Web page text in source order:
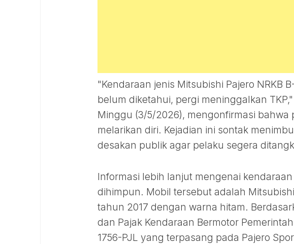
"Kendaraan jenis Mitsubishi Pajero NRKB
belum diketahui, pergi meninggalkan
Minggu (3/5/2026), mengonfirmasi
melarikan diri. Kejadian ini sontak
desakan publik agar pelaku segera
Informasi lebih lanjut mengenai
dihimpun. Mobil tersebut adalah
tahun 2017 dengan warna hitam.
dan Pajak Kendaraan Bermotor
1756-PJL yang terpasang pada Pajero